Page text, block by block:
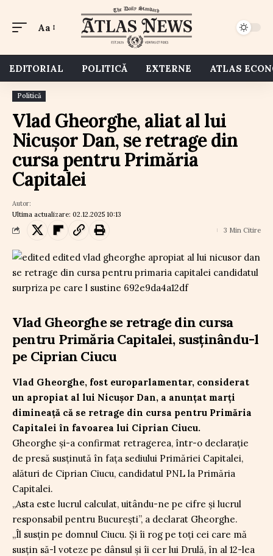
Aa
EDITORIAL POLITICĂ EXTERNE ATLAS
Politică
Vlad Gheorghe, aliat al lui
Nicușor Dan, se retrage din
cursa pentru Primăria
Capitalei
Ultima actualizare: 02.12.2025 10:13
Autor:
3 Min Citire
Vlad Gheorghe se retrage din cursa
pentru Primăria Capitalei, susținându-l
pe Ciprian Ciucu
Vlad Gheorghe, fost europarlamentar, considerat
un apropiat al lui Nicușor Dan, a anunțat marți
dimineață că se retrage din cursa pentru Primăria
Capitalei în favoarea lui Ciprian Ciucu.
Gheorghe și-a confirmat retragerea, într-o declarație
de presă susținută în fața sediului Primăriei Capitalei,
alături de Ciprian Ciucu, candidatul PNL la Primăria
Capitalei.
„Asta este lucrul calculat, uitându-ne pe cifre și lucrul
responsabil pentru București”, a declarat Gheorghe.
„Îl susțin pe domnul Ciucu. Și îi rog pe toți cei care mă
susțin să-l voteze pe dânsul și îi cer lui Drulă, în al 12-lea